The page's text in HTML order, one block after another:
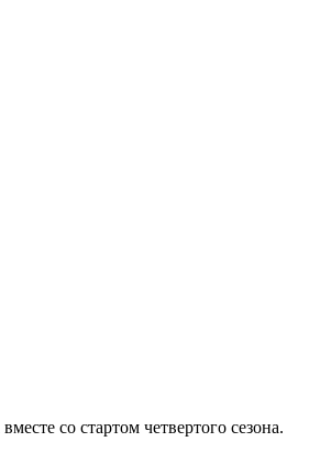
со стартом четвертого сезона.